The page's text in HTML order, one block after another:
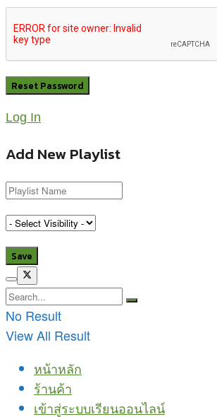
Log In
Add New Playlist
No Result
View All Result
หน้าหลัก
ร้านค้า
เข้าสู่ระบบเรียนออนไลน์